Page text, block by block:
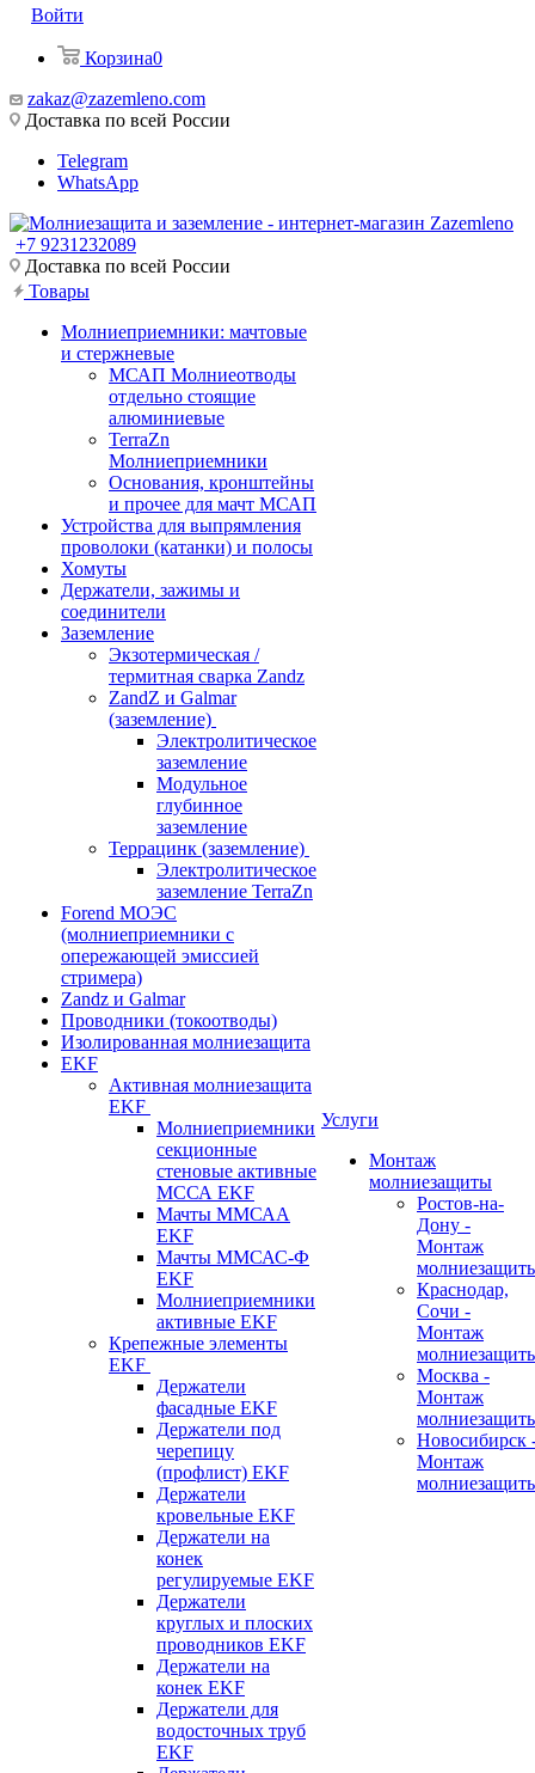
Войти
Корзина0
zakaz@zazemleno.com
Доставка по всей России
Telegram
WhatsApp
+7 9231232089
Доставка по всей России
Товары
Молниеприемники: мачтовые
и стержневые
МСАП Молниеотводы
отдельно стоящие
алюминиевые
TerraZn
Молниеприемники
Основания, кронштейны
и прочее для мачт МСАП
Устройства для выпрямления
проволоки (катанки) и полосы
Хомуты
Держатели, зажимы и
соединители
Заземление
Экзотермическая /
термитная сварка Zandz
ZandZ и Galmar
(заземление)
Электролитическое
заземление
Модульное
глубинное
заземление
Террацинк (заземление)
Электролитическое
заземление TerraZn
Forend МОЭС
(молниеприемники с
опережающей эмиссией
стримера)
Zandz и Galmar
Проводники (токоотводы)
Изолированная молниезащита
EKF
Активная молниезащита
EKF
Молниеприемники
секционные
стеновые активные
МССА EKF
Мачты ММСАА
EKF
Мачты ММСАС-Ф
EKF
Молниеприемники
активные EKF
Крепежные элементы
EKF
Держатели
фасадные EKF
Держатели под
черепицу
(профлист) EKF
Держатели
кровельные EKF
Держатели на
конек
регулируемые EKF
Держатели
круглых и плоских
проводников EKF
Держатели на
конек EKF
Держатели для
водосточных труб
EKF
Услуги
Монтаж
молниезащиты
Ростов-на-
Дону -
Монтаж
Краснодар,
Сочи -
Монтаж
Москва -
Монтаж
Новосибирск
Монтаж